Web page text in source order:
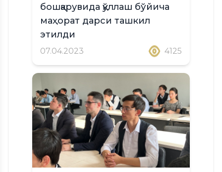
бошқарувида қўллаш бўйича
маҳорат дарси ташкил
этилди
07.04.2023 4125